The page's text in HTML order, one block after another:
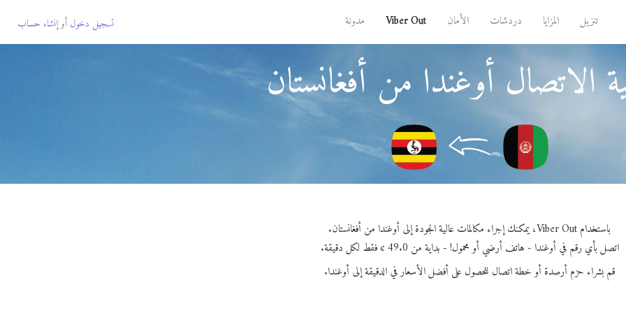
تنزيل المزايا دردشات الأمان Viber Out مدونة تسجيل دخول أوإنشاء حساب
الاتصال أوغندا من أفغانستان
باستخدام Viber Out، يمكنك إجراء مكالمات عالية الجودة إلى أوغندا من أفغانستان.
اتصل بأي رقم في أوغندا - هاتف أرضي أو محمول! - بداية من 49.0 ¢ فقط لكل دقيقة.
قم بشراء حزم أرصدة أو خطة اتصال للحصول على أفضل الأسعار في الدقيقة إلى أوغندا.